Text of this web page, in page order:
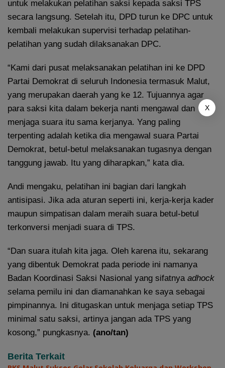
untuk melakukan pelatihan saksi kepada saksi TPS
secara langsung. Setelah itu, DPD turun ke DPC untuk
kembali melakukan supervisi terhadap pelatihan-
pelatihan yang sudah dilaksanakan DPC.
“Kami dari pusat melaksanakan pelatihan ini ke DPD
Partai Demokrat di seluruh Indonesia termasuk Malut,
yang merupakan daerah yang ke 12. Tujuannya agar
para saksi kita dalam bekerja nanti mengawal dan
menjaga suara itu sama kerjanya. Yang paling
terpenting adalah ketika dia mengawal suara Partai
Demokrat, betul-betul melaksanakan tugasnya dengan
tanggung jawab. Itu yang diharapkan,” kata dia.
Andi mengaku, pelatihan ini bagian dari langkah
antisipasi. Jika ada aturan seperti ini, kerja-kerja kader
maupun simpatisan dalam meraih suara betul-betul
terkonversi menjadi suara di TPS.
“Dan suara itulah kita jaga. Oleh karena itu, sekarang
yang dibentuk Demokrat pada periode ini namanya
Badan Koordinasi Saksi Nasional yang sifatnya adhock
selama pemilu ini dan diamanahkan ke saya sebagai
pimpinannya. Ini ditugaskan untuk menjaga setiap TPS
minimal satu saksi, artinya jangan ada TPS yang
kosong,” pungkasnya. (ano/tan)
Berita Terkait
X